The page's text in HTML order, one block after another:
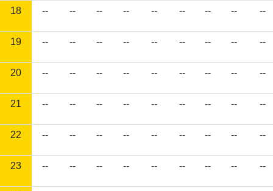
18 -- -- -- -- -- -- -- -- --
19 -- -- -- -- -- -- -- -- --
20 -- -- -- -- -- -- -- -- --
21 -- -- -- -- -- -- -- -- --
22 -- -- -- -- -- -- -- -- --
23 -- -- -- -- -- -- -- -- --